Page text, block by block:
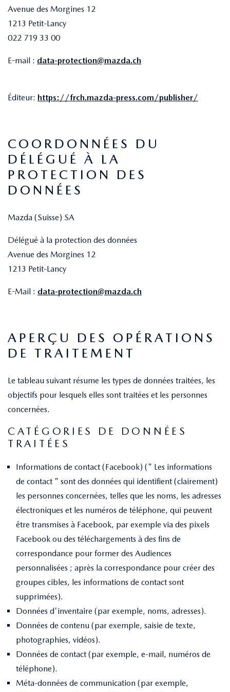
Avenue des Morgines 12
1213 Petit-Lancy
022 719 33 00
E-mail : data-protection@mazda.ch
Éditeur: https://frch.mazda-press.com/publisher/
COORDONNÉES DU
DÉLÉGUÉ À LA
PROTECTION DES
DONNÉES
Mazda (Suisse) SA
Délégué à la protection des données
Avenue des Morgines 12
1213 Petit-Lancy
E-Mail : data-protection@mazda.ch
APERÇU DES OPÉRATIONS
DE TRAITEMENT
Le tableau suivant résume les types de données traitées, les
objectifs pour lesquels elles sont traitées et les personnes
concernées.
CATÉGORIES DE DONNÉES
TRAITÉES
Informations de contact (Facebook) (" Les informations
de contact " sont des données qui identifient (clairement)
les personnes concernées, telles que les noms, les adresses
électroniques et les numéros de téléphone, qui peuvent
être transmises à Facebook, par exemple via des pixels
Facebook ou des téléchargements à des fins de
correspondance pour former des Audiences
personnalisées ; après la correspondance pour créer des
groupes cibles, les informations de contact sont
supprimées).
Données d'inventaire (par exemple, noms, adresses).
Données de contenu (par exemple, saisie de texte,
photographies, vidéos).
Données de contact (par exemple, e-mail, numéros de
téléphone).
Méta-données de communication (par exemple,